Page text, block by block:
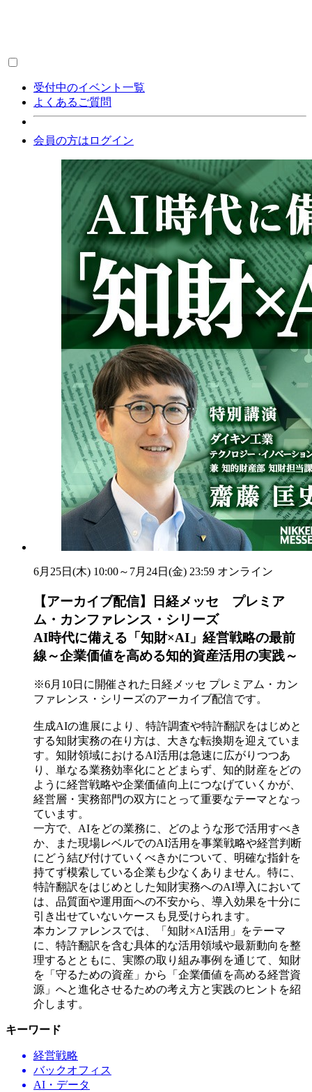
受付中のイベント一覧
よくあるご質問
会員の方はログイン
6月25日(木) 10:00～7月24日(金) 23:59 オンライン
【アーカイブ配信】日経メッセ プレミア
ム・カンファレンス・シリーズ
AI時代に備える「知財×AI」経営戦略の最前
線～企業価値を高める知的資産活用の実践～
※6月10日に開催された日経メッセ プレミアム・カン
ファレンス・シリーズのアーカイブ配信です。
生成AIの進展により、特許調査や特許翻訳をはじめと
する知財実務の在り方は、大きな転換期を迎えていま
す。知財領域におけるAI活用は急速に広がりつつあ
り、単なる業務効率化にとどまらず、知的財産をどの
ように経営戦略や企業価値向上につなげていくかが、
経営層・実務部門の双方にとって重要なテーマとなっ
ています。
一方で、AIをどの業務に、どのような形で活用すべき
か、また現場レベルでのAI活用を事業戦略や経営判断
にどう結び付けていくべきかについて、明確な指針を
持てず模索している企業も少なくありません。特に、
特許翻訳をはじめとした知財実務へのAI導入において
は、品質面や運用面への不安から、導入効果を十分に
引き出せていないケースも見受けられます。
本カンファレンスでは、「知財×AI活用」をテーマ
に、特許翻訳を含む具体的な活用領域や最新動向を整
理するとともに、実際の取り組み事例を通じて、知財
を「守るための資産」から「企業価値を高める経営資
源」へと進化させるための考え方と実践のヒントを紹
介します。
キーワード
経営戦略
バックオフィス
AI・データ